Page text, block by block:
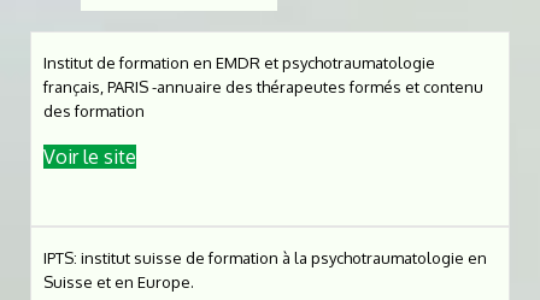
Institut de formation en EMDR et psychotraumatologie
français, PARIS -annuaire des thérapeutes formés et contenu
des formation
Voir le site
IPTS: institut suisse de formation à la psychotraumatologie en
Suisse et en Europe.